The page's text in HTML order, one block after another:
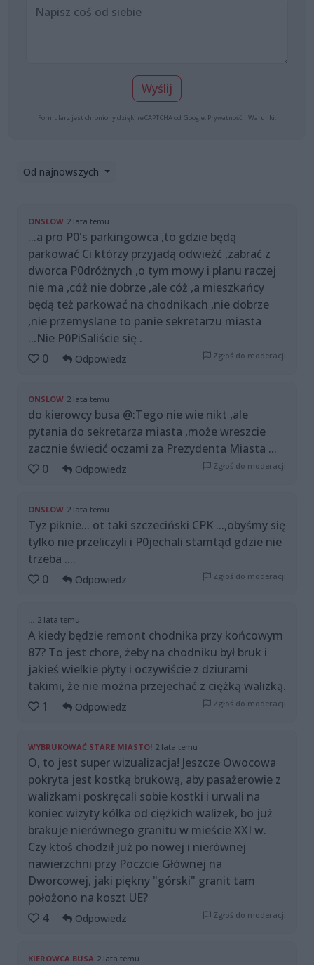
Wyślij
Formularz jest chroniony dzięki reCAPTCHA od Google: Prywatność | Warunki
Od najnowszych
ONSLOW 2 lata temu
...a pro P0's parkingowca ,to gdzie będą
parkować Ci którzy przyjadą odwieżć ,zabrać z
dworca P0dróżnych ,o tym mowy i planu raczej
nie ma ,cóż nie dobrze ,ale cóż ,a mieszkańcy
będą też parkować na chodnikach ,nie dobrze
,nie przemyslane to panie sekretarzu miasta
...Nie P0PiSaliście się .
0
Odpowiedz Zgłoś do moderacji
ONSLOW 2 lata temu
do kierowcy busa @:Tego nie wie nikt ,ale
pytania do sekretarza miasta ,może wreszcie
zacznie świecić oczami za Prezydenta Miasta ...
0
Odpowiedz Zgłoś do moderacji
ONSLOW 2 lata temu
Tyz piknie... ot taki szczeciński CPK ...,obyśmy się
tylko nie przeliczyli i P0jechali stamtąd gdzie nie
trzeba ....
0
Odpowiedz Zgłoś do moderacji
2 lata temu
A kiedy będzie remont chodnika przy końcowym
87? To jest chore, żeby na chodniku był bruk i
jakieś wielkie płyty i oczywiście z dziurami
takimi, że nie można przejechać z ciężką walizką.
1
Odpowiedz Zgłoś do moderacji
WYBRUKOWAĆ STARE MIASTO! 2 lata temu
O, to jest super wizualizacja! Jeszcze Owocowa
pokryta jest kostką brukową, aby pasażerowie z
walizkami poskręcali sobie kostki i urwali na
koniec wizyty kółka od ciężkich walizek, bo już
brakuje nierównego granitu w mieście XXI w.
Czy ktoś chodził już po nowej i nierównej
nawierzchni przy Poczcie Głównej na
Dworcowej, jaki piękny "górski" granit tam
położono na koszt UE?
4
Odpowiedz Zgłoś do moderacji
KIEROWCA BUSA 2 lata temu